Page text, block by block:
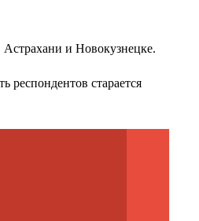
и Новокузнецке.
респондентов старается